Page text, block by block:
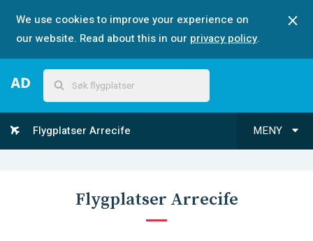
We use cookies to improve your experience on
our website. Read about this in our privacy policy.
MENY
Flygplatser Arrecife
Flygplatser Arrecife